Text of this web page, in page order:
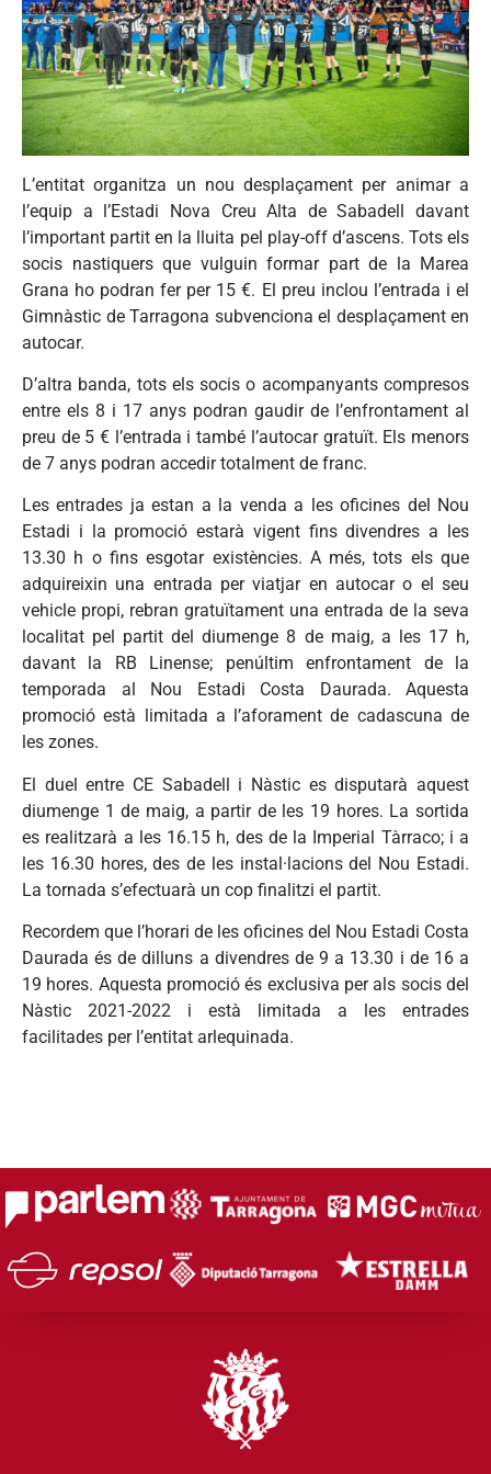
L’entitat organitza un nou desplaçament per animar a
l’equip a l’Estadi Nova Creu Alta de Sabadell davant
l’important partit en la lluita pel play-off d’ascens. Tots els
socis nastiquers que vulguin formar part de la Marea
Grana ho podran fer per 15 €. El preu inclou l’entrada i el
Gimnàstic de Tarragona subvenciona el desplaçament en
autocar.
D’altra banda, tots els socis o acompanyants compresos
entre els 8 i 17 anys podran gaudir de l’enfrontament al
preu de 5 € l’entrada i també l’autocar gratuït. Els menors
de 7 anys podran accedir totalment de franc.
Les entrades ja estan a la venda a les oficines del Nou
Estadi i la promoció estarà vigent fins divendres a les
13.30 h o fins esgotar existències. A més, tots els que
adquireixin una entrada per viatjar en autocar o el seu
vehicle propi, rebran gratuïtament una entrada de la seva
localitat pel partit del diumenge 8 de maig, a les 17 h,
davant la RB Linense; penúltim enfrontament de la
temporada al Nou Estadi Costa Daurada. Aquesta
promoció està limitada a l’aforament de cadascuna de
les zones.
El duel entre CE Sabadell i Nàstic es disputarà aquest
diumenge 1 de maig, a partir de les 19 hores. La sortida
es realitzarà a les 16.15 h, des de la Imperial Tàrraco; i a
les 16.30 hores, des de les instal·lacions del Nou Estadi.
La tornada s’efectuarà un cop finalitzi el partit.
Recordem que l’horari de les oficines del Nou Estadi Costa
Daurada és de dilluns a divendres de 9 a 13.30 i de 16 a
19 hores. Aquesta promoció és exclusiva per als socis del
Nàstic 2021-2022 i està limitada a les entrades
facilitades per l’entitat arlequinada.